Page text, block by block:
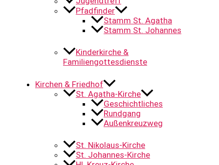
Pfadfinder
Stamm St. Agatha
Stamm St. Johannes
Kinderkirche &
Familiengottesdienste
Kirchen & Friedhof
St. Agatha-Kirche
Geschichtliches
Rundgang
Außenkreuzweg
St. Nikolaus-Kirche
St. Johannes-Kirche